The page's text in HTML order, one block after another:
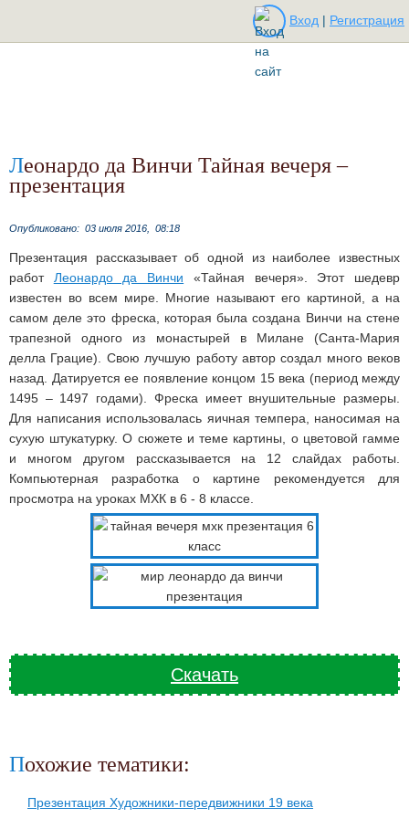
Вход | Регистрация
Леонардо да Винчи Тайная вечеря –
презентация
Опубликовано: 03 июля 2016, 08:18
Презентация рассказывает об одной из наиболее известных
работ Леонардо да Винчи «Тайная вечеря». Этот шедевр
известен во всем мире. Многие называют его картиной, а на
самом деле это фреска, которая была создана Винчи на стене
трапезной одного из монастырей в Милане (Санта-Мария
делла Грацие). Свою лучшую работу автор создал много веков
назад. Датируется ее появление концом 15 века (период между
1495 – 1497 годами). Фреска имеет внушительные размеры.
Для написания использовалась яичная темпера, наносимая на
сухую штукатурку. О сюжете и теме картины, о цветовой гамме
и многом другом рассказывается на 12 слайдах работы.
Компьютерная разработка о картине рекомендуется для
просмотра на уроках МХК в 6 - 8 классе.
Скачать
Похожие тематики:
Презентация Художники-передвижники 19 века